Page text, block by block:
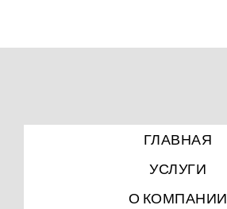
ГЛАВНАЯ
УСЛУГИ
О КОМПАНИИ